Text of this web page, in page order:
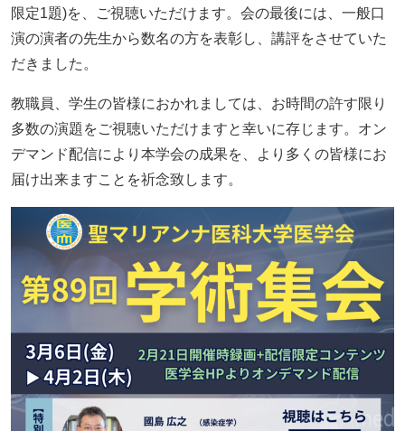
限定1題)を、ご視聴いただけます。会の最後には、一般口
演の演者の先生から数名の方を表彰し、講評をさせていた
だきました。
教職員、学生の皆様におかれましては、お時間の許す限り
多数の演題をご視聴いただけますと幸いに存じます。オン
デマンド配信により本学会の成果を、より多くの皆様にお
届け出来ますことを祈念致します。